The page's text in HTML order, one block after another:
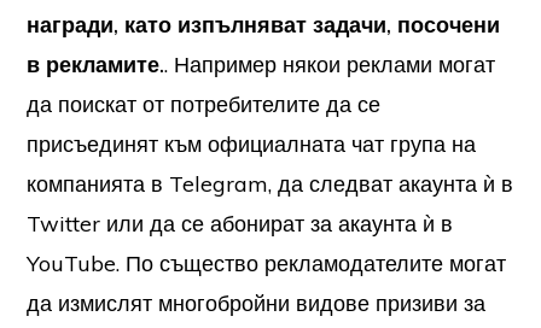
награди, като изпълняват задачи, посочени
в рекламите.. Например някои реклами могат
да поискат от потребителите да се
присъединят към официалната чат група на
компанията в Telegram, да следват акаунта ѝ в
Twitter или да се абонират за акаунта ѝ в
YouTube. По същество рекламодателите могат
да измислят многобройни видове призиви за